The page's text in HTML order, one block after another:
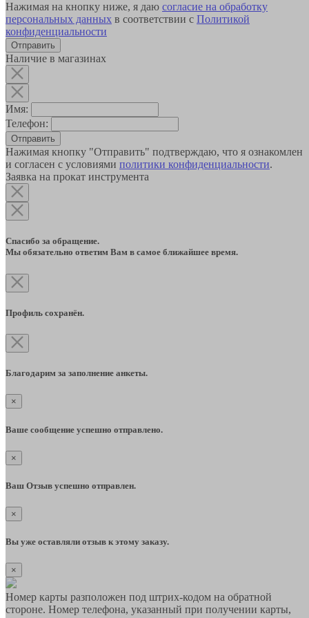
Нажимая на кнопку ниже, я даю согласие на обработку
персональных данных в соответствии с Политикой
конфиденциальности
Наличие в магазинах
Имя:
Телефон:
Отправить
Нажимая кнопку "Отправить" подтверждаю, что я ознакомлен
и согласен с условиями политики конфиденциальности.
Заявка на прокат инструмента
Спасибо за обращение.
Мы обязательно ответим Вам в самое ближайшее время.
Профиль сохранён.
Благодарим за заполнение анкеты.
×
Ваше сообщение успешно отправлено.
×
Ваш Отзыв успешно отправлен.
×
Вы уже оставляли отзыв к этому заказу.
×
Номер карты разположен под штрих-кодом на обратной
стороне. Номер телефона, указанный при получении карты,